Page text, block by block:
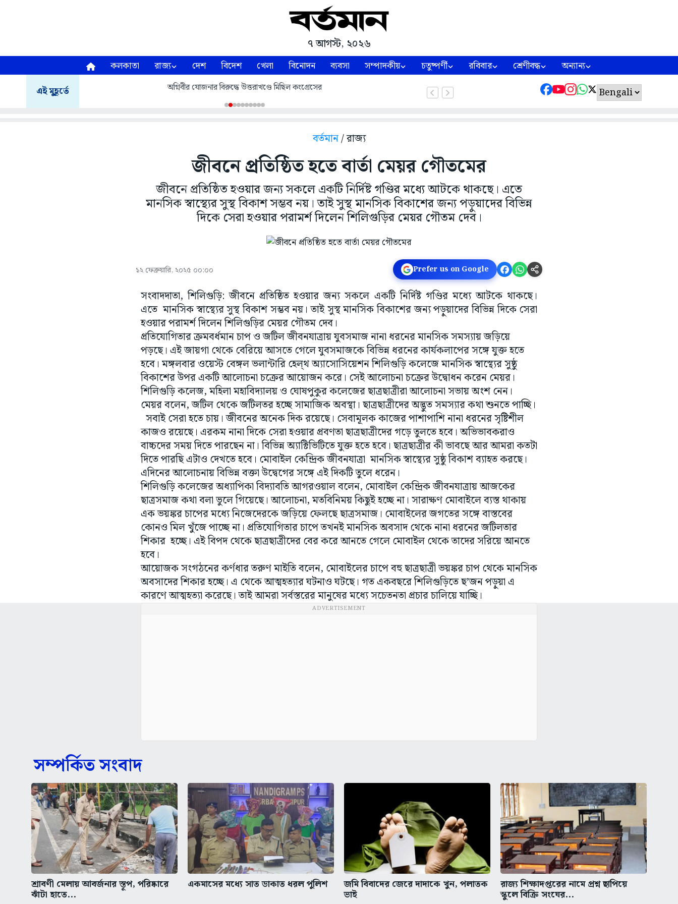
৭ আগস্ট, ২০২৬
কলকাতা রাজ্য দেশ বিদেশ খেলা বিনোদন ব্যবসা সম্পাদকীয় চতুষ্পর্ণী রবিবার শ্রেণীবদ্ধ অন্যান্য
এই মুহূর্তে অগ্নিবীর যোজনার বিরুদ্ধে উত্তরাখণ্ডে মিছিল কংগ্রেসের
বর্তমান/ রাজ্য
জীবনে প্রতিষ্ঠিত হতে বার্তা মেয়র গৌতমের
জীবনে প্রতিষ্ঠিত হওয়ার জন্য সকলে একটি নির্দিষ্ট গণ্ডির মধ্যে আটকে থাকছে। এতে
মানসিক স্বাস্থ্যের সুস্থ বিকাশ সম্ভব নয়। তাই সুস্থ মানসিক বিকাশের জন্য পড়ুয়াদের বিভিন্ন
দিকে সেরা হওয়ার পরামর্শ দিলেন শিলিগুড়ির মেয়র গৌতম দেব।
১২ ফেব্রুয়ারি, ২০২৫ ০০:০০ Prefer us on Google
সংবাদদাতা, শিলিগুড়ি: জীবনে প্রতিষ্ঠিত হওয়ার জন্য সকলে একটি নির্দিষ্ট গণ্ডির মধ্যে আটকে থাকছে।
এতে মানসিক স্বাস্থ্যের সুস্থ বিকাশ সম্ভব নয়। তাই সুস্থ মানসিক বিকাশের জন্য পড়ুয়াদের বিভিন্ন দিকে সেরা
হওয়ার পরামর্শ দিলেন শিলিগুড়ির মেয়র গৌতম দেব।
প্রতিযোগিতার ক্রমবর্ধমান চাপ ও জটিল জীবনযাত্রায় যুবসমাজ নানা ধরনের মানসিক সমস্যায় জড়িয়ে
পড়ছে। এই জায়গা থেকে বেরিয়ে আসতে গেলে যুবসমাজকে বিভিন্ন ধরনের কার্যকলাপের সঙ্গে যুক্ত হতে
হবে। মঙ্গলবার ওয়েস্ট বেঙ্গল ভলান্টারি হেল্‌থ অ্যাসোসিয়েশন শিলিগুড়ি কলেজে মানসিক স্বাস্থ্যের সুষ্ঠু
বিকাশের উপর একটি আলোচনা চক্রের আয়োজন করে। সেই আলোচনা চক্রের উদ্বোধন করেন মেয়র।
শিলিগুড়ি কলেজ, মহিলা মহাবিদ্যালয় ও ঘোষপুকুর কলেজের ছাত্রছাত্রীরা আলোচনা সভায় অংশ নেন।
মেয়র বলেন, জটিল থেকে জটিলতর হচ্ছে সামাজিক অবস্থা। ছাত্রছাত্রীদের অদ্ভুত সমস্যার কথা শুনতে পাচ্ছি।
সবাই সেরা হতে চায়। জীবনের অনেক দিক রয়েছে। সেবামূলক কাজের পাশাপাশি নানা ধরনের সৃষ্টিশীল
কাজও রয়েছে। এরকম নানা দিকে সেরা হওয়ার প্রবণতা ছাত্রছাত্রীদের গড়ে তুলতে হবে। অভিভাবকরাও
বাচ্চদের সময় দিতে পারছেন না। বিভিন্ন অ্যাক্টিভিটিতে যুক্ত হতে হবে। ছাত্রছাত্রীর কী ভাবছে আর আমরা কতটা
দিতে পারছি এটাও দেখতে হবে। মোবাইল কেন্দ্রিক জীবনযাত্রা মানসিক স্বাস্থ্যের সুষ্ঠু বিকাশ ব্যাহত করছে।
এদিনের আলোচনায় বিভিন্ন বক্তা উদ্বেগের সঙ্গে এই দিকটি তুলে ধরেন।
শিলিগুড়ি কলেজের অধ্যাপিকা বিদ্যাবতি আগরওয়াল বলেন, মোবাইল কেন্দ্রিক জীবনযাত্রায় আজকের
ছাত্রসমাজ কথা বলা ভুলে গিয়েছে। আলোচনা, মতবিনিময় কিছুই হচ্ছে না। সারাক্ষণ মোবাইলে ব্যস্ত থাকায়
এক ভয়ঙ্কর চাপের মধ্যে নিজেদেরকে জড়িয়ে ফেলছে ছাত্রসমাজ। মোবাইলের জগতের সঙ্গে বাস্তবের
কোনও মিল খুঁজে পাচ্ছে না। প্রতিযোগিতার চাপে তখনই মানসিক অবসাদ থেকে নানা ধরনের জটিলতার
শিকার হচ্ছে। এই বিপদ থেকে ছাত্রছাত্রীদের বের করে আনতে গেলে মোবাইল থেকে তাদের সরিয়ে আনতে
হবে।
আয়োজক সংগঠনের কর্ণধার তরুণ মাইতি বলেন, মোবাইলের চাপে বহু ছাত্রছাত্রী ভয়ঙ্কর চাপ থেকে মানসিক
অবসাদের শিকার হচ্ছে। এ থেকে আত্মহত্যার ঘটনাও ঘটছে। গত একবছরে শিলিগুড়িতে ছ’জন পড়ুয়া এ
কারণে আত্মহত্যা করেছে। তাই আমরা সর্বস্তরের মানুষের মধ্যে সচেতনতা প্রচার চালিয়ে যাচ্ছি।
ADVERTISEMENT
সম্পর্কিত সংবাদ
শ্রাবণী মেলায় আবর্জনার স্তূপ, পরিষ্কারে
ঝাঁটা হাতে...
একমাসের মধ্যে সাত ডাকাত ধরল পুলিশ জমি বিবাদের জেরে দাদাকে খুন, পলাতক
ভাই
রাজ্য শিক্ষাদপ্তরের নামে প্রশ্ন ছাপিয়ে
স্কুলে বিক্রি সংঘের...